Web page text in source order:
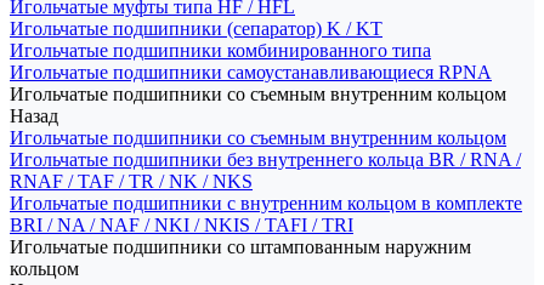
Игольчатые муфты типа HF / HFL
Игольчатые подшипники (сепаратор) K / KT
Игольчатые подшипники комбинированного типа
Игольчатые подшипники самоустанавливающиеся RPNA
Игольчатые подшипники со съемным внутренним кольцом
Назад
Игольчатые подшипники со съемным внутренним кольцом
Игольчатые подшипники без внутреннего кольца BR / RNA /
RNAF / TAF / TR / NK / NKS
Игольчатые подшипники с внутренним кольцом в комплекте
BRI / NA / NAF / NKI / NKIS / TAFI / TRI
Игольчатые подшипники со штампованным наружним
кольцом